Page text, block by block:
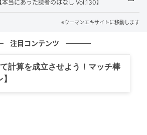
当にあった読者のはなし Vol.130】
※ウーマンエキサイトに移動します
注目コンテンツ
計算を成立させよう！マッチ棒